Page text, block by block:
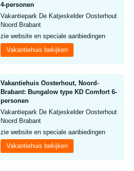
4-personen
Vakantiepark De Katjeskelder Oosterhout
Noord Brabant
zie website en speciale aanbiedingen
Vakantiehuis bekijken
Vakantiehuis Oosterhout, Noord-
Brabant: Bungalow type KD Comfort 6-
personen
Vakantiepark De Katjeskelder Oosterhout
Noord Brabant
zie website en speciale aanbiedingen
Vakantiehuis bekijken